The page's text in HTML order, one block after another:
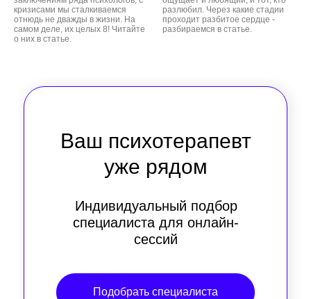
кризисами мы сталкиваемся
отнюдь не дважды в жизни. На
самом деле, их целых 8! Читайте
о них в статье.
разлюбил. Через какие стадии
проходит разбитое сердце -
разбираемся в статье.
Ваш психотерапевт
уже рядом
Индивидуальный подбор
специалиста для онлайн-
сессий
Подобрать специалиста